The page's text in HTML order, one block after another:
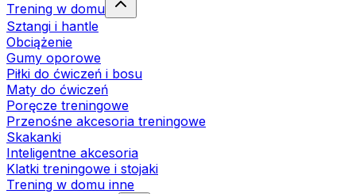
Trening w domu
Sztangi i hantle
Obciążenie
Gumy oporowe
Piłki do ćwiczeń i bosu
Maty do ćwiczeń
Poręcze treningowe
Przenośne akcesoria treningowe
Skakanki
Inteligentne akcesoria
Klatki treningowe i stojaki
Trening w domu inne